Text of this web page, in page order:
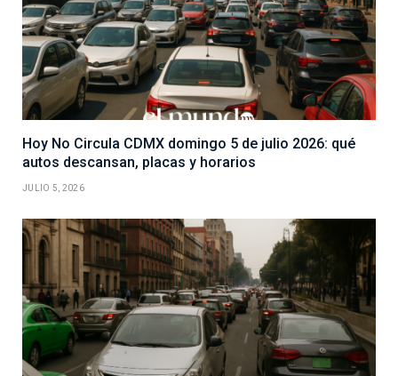
Hoy No Circula CDMX domingo 5 de julio 2026: qué
autos descansan, placas y horarios
JULIO 5, 2026